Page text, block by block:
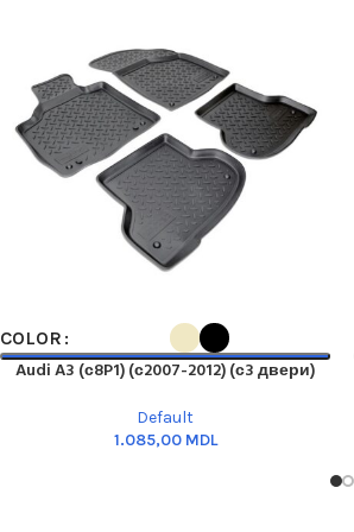
SELECT OPTIONS
COLOR
Audi A3 (с8P1) (с2007-2012) (с3 двери)
Default
MDL